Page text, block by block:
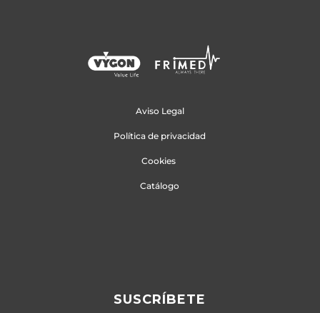
Aviso Legal
Política de privacidad
Cookies
Catálogo
SUSCRÍBETE